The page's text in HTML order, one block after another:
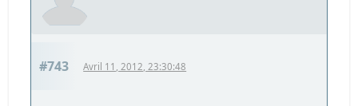
#743 Avril 11, 2012, 23:30:48